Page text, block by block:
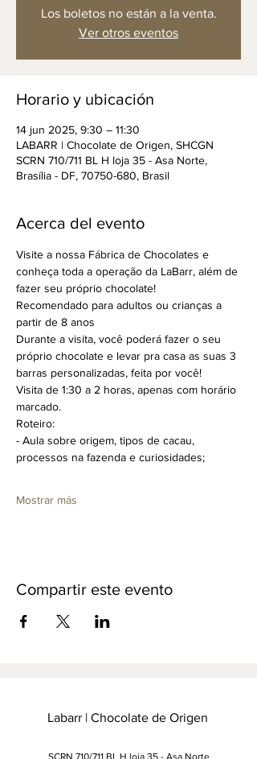
Los boletos no están a la venta.
Ver otros eventos
Horario y ubicación
14 jun 2025, 9:30 – 11:30
LABARR | Chocolate de Origen, SHCGN
SCRN 710/711 BL H loja 35 - Asa Norte,
Brasília - DF, 70750-680, Brasil
Acerca del evento
Visite a nossa Fábrica de Chocolates e
conheça toda a operação da LaBarr, além de
fazer seu próprio chocolate!
Recomendado para adultos ou crianças a
partir de 8 anos
Durante a visita, você poderá fazer o seu
próprio chocolate e levar pra casa as suas 3
barras personalizadas, feita por você!
Visita de 1:30 a 2 horas, apenas com horário
marcado.
Roteiro:
- Aula sobre origem, tipos de cacau,
processos na fazenda e curiosidades;
Mostrar más
Compartir este evento
Labarr | Chocolate de Origen
SCRN 710/711 BL H loja 35 - Asa Norte